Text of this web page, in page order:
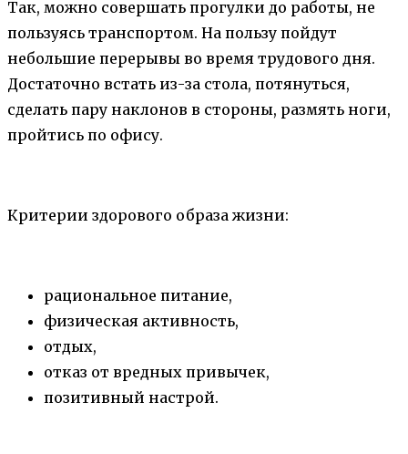
Так, можно совершать прогулки до работы, не
пользуясь транспортом. На пользу пойдут
небольшие перерывы во время трудового дня.
Достаточно встать из-за стола, потянуться,
сделать пару наклонов в стороны, размять ноги,
пройтись по офису.
Критерии здорового образа жизни:
рациональное питание,
физическая активность,
отдых,
отказ от вредных привычек,
позитивный настрой.